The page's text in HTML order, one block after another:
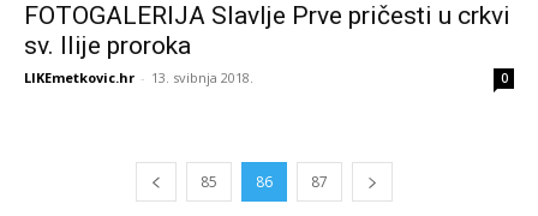
FOTOGALERIJA Slavlje Prve pričesti u crkvi
sv. Ilije proroka
LIKEmetkovic.hr - 13. svibnja 2018. 0
85 86 87